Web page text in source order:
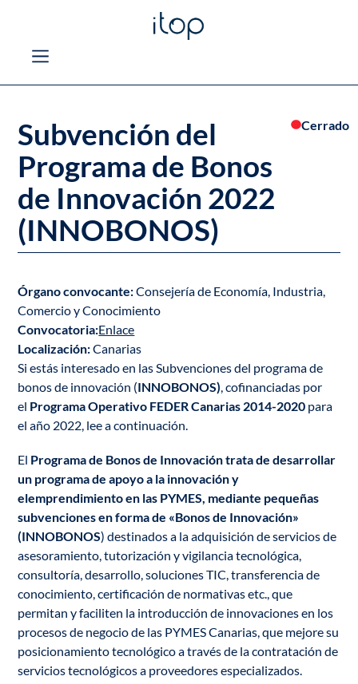
Subvención del
Programa de Bonos
de Innovación 2022
(INNOBONOS)
Cerrado
Órgano convocante:Consejería de Economía, Industria,
Comercio y Conocimiento
Convocatoria:Enlace
Localización:Canarias
Si estás interesado en las Subvenciones del programa de
bonos de innovación (INNOBONOS), cofinanciadas por
el Programa Operativo FEDER Canarias 2014-2020 para
el año 2022, lee a continuación.
El Programa de Bonos de Innovación trata de desarrollar
un programa de apoyo a la innovación y
elemprendimiento en las PYMES, mediante pequeñas
subvenciones en forma de «Bonos de Innovación»
(INNOBONOS) destinados a la adquisición de servicios de
asesoramiento, tutorización y vigilancia tecnológica,
consultoría, desarrollo, soluciones TIC, transferencia de
conocimiento, certificación de normativas etc., que
permitan y faciliten la introducción de innovaciones en los
procesos de negocio de las PYMES Canarias, que mejore su
posicionamiento tecnológico a través de la contratación de
servicios tecnológicos a proveedores especializados.